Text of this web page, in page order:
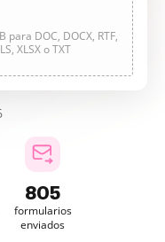
DOC, DOCX, RTF,
XLSX o TXT
805
formularios
enviados